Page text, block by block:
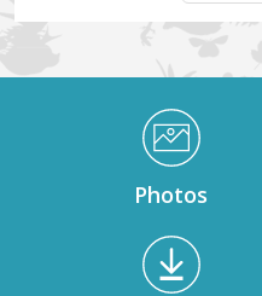
Médiathèque Footer
Photos